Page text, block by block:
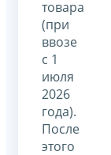
товара
(при
ввозе
с 1
июля
2026
года).
После
этого